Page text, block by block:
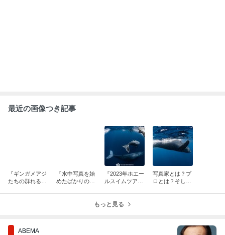
最近の画像つき記事
『ギンガメアジ
たちの群れる粟
『水中写真を始
めたばかりの
『2023年ホエー
ルスイムツアー
写真家とは？プ
ロとは？そして
もっと見る
ABEMA